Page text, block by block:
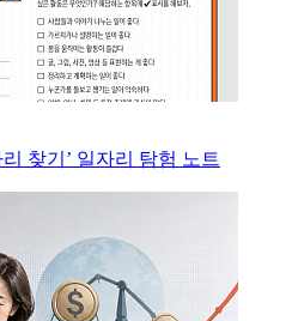
찾기’ 일자리 탐험 노트